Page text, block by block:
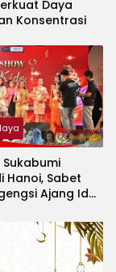
Daya
Konsentrasi
Sukabumi
Hanoi, Sabet
Ajang Idol